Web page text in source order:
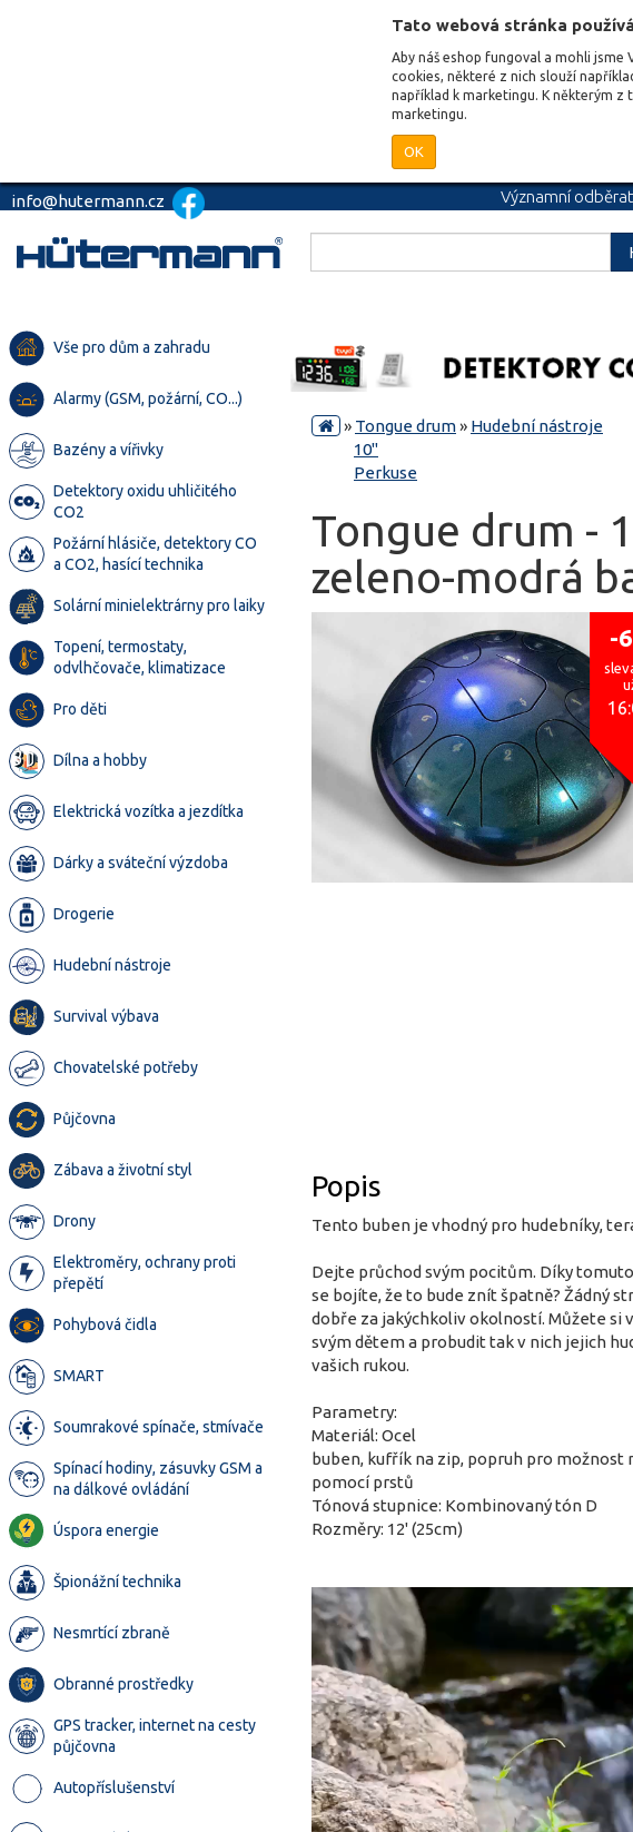
Tato webová stránka
Aby náš eshop fungoval a mohli jsme
cookies, některé z nich slouží
například k marketingu. K některým
marketingu.
OK
info@hutermann.cz Významní
Vše pro dům a zahradu
Alarmy (GSM, požární, CO...)
Bazény a vířivky
Detektory oxidu uhličitého
CO2
Požární hlásiče, detektory CO
a CO2, hasící technika
Solární minielektrárny pro laiky
Topení, termostaty,
odvlhčovače, klimatizace
Pro děti
Dílna a hobby
Elektrická vozítka a jezdítka
Dárky a sváteční výzdoba
Drogerie
Hudební nástroje
Survival výbava
Chovatelské potřeby
Půjčovna
Zábava a životní styl
Drony
Elektroměry, ochrany proti
přepětí
Pohybová čidla
SMART
Soumrakové spínače, stmívače
Spínací hodiny, zásuvky GSM a
na dálkové ovládání
Úspora energie
Špionážní technika
Nesmrtící zbraně
Obranné prostředky
GPS tracker, internet na cesty
půjčovna
Autopříslušenství
» Tongue drum» Hudební nástroje
10"
Perkuse
Tongue drum -
zeleno-modrá
-
Popis
Tento buben je vhodný pro hudebníky,
Dejte průchod svým pocitům. Díky
se bojíte, že to bude znít špatně? Žádný
dobře za jakýchkoliv okolností. Můžete
svým dětem a probudit tak v nich jejich
vašich rukou.
Parametry:
Materiál: Ocel
buben, kufřík na zip, popruh pro možnost
pomocí prstů
Tónová stupnice: Kombinovaný tón D
Rozměry: 12' (25cm)